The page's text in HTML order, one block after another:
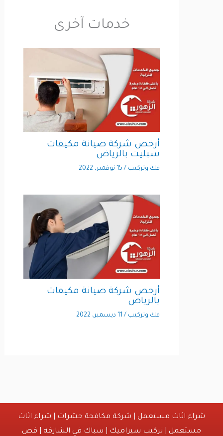
خدمات آخرى
أرخص شركة صيانة مكيفات
سبليت بالرياض
فك وتركيب/15 نوفمبر، 2022
أرخص شركة صيانة مكيفات
بالرياض
فك وتركيب/11 ديسمبر، 2022
شراء اثاث مستعمل|شركة مكافحة حشرات|شراء اثاث
مستعمل|تركيب سيراميك|سباك في الشارقة|قص